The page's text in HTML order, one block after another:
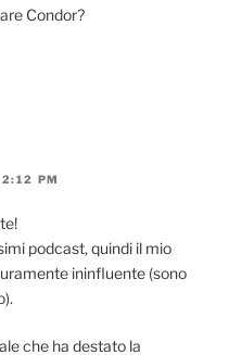
Condor?
PM
podcast, quindi il mio
ininfluente (sono
che ha destato la